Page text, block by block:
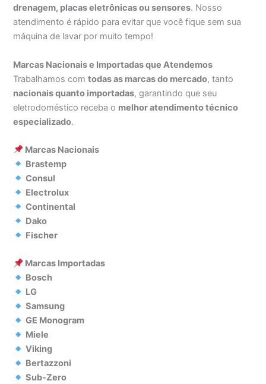
drenagem, placas eletrônicas ou sensores. Nosso
atendimento é rápido para evitar que você fique sem sua
máquina de lavar por muito tempo!
Marcas Nacionais e Importadas que Atendemos
Trabalhamos comtodas as marcas do mercado, tanto
nacionais quanto importadas, garantindo que seu
eletrodoméstico receba o melhor atendimento técnico
especializado.
Marcas Nacionais
Brastemp
Consul
Electrolux
Continental
Dako
Fischer
Marcas Importadas
Bosch
LG
Samsung
GE Monogram
Miele
Viking
Bertazzoni
Sub-Zero